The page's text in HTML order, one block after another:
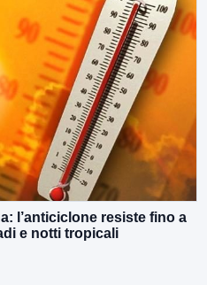
l’anticiclone resiste fino a
e notti tropicali